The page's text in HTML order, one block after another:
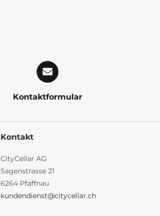
Kontaktformular
Kontakt
CityCellar AG
Sagenstrasse 21
6264 Pfaffnau
kundendienst@citycellar.ch